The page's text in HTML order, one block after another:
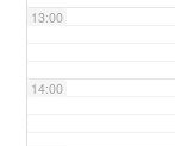
13:00
14:00